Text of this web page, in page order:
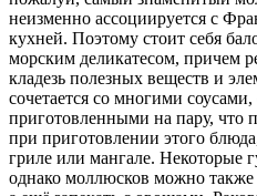
неизменно ассоциируется с
кухней. Поэтому стоит себя
морским деликатесом, причем
кладезь полезных веществ и
сочетается со многими
приготовленными на пару, что
при приготовлении этого
гриле или мангале. Некоторые
однако моллюсков можно также